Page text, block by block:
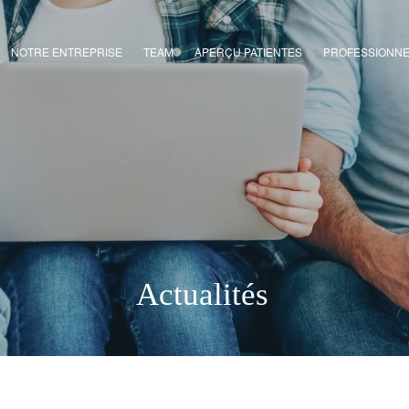
NOTRE ENTREPRISE TEAM APERÇU PATIENTES
Actualités